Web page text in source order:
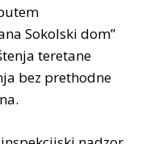
Sokolski dom”
teretane
bez prethodne